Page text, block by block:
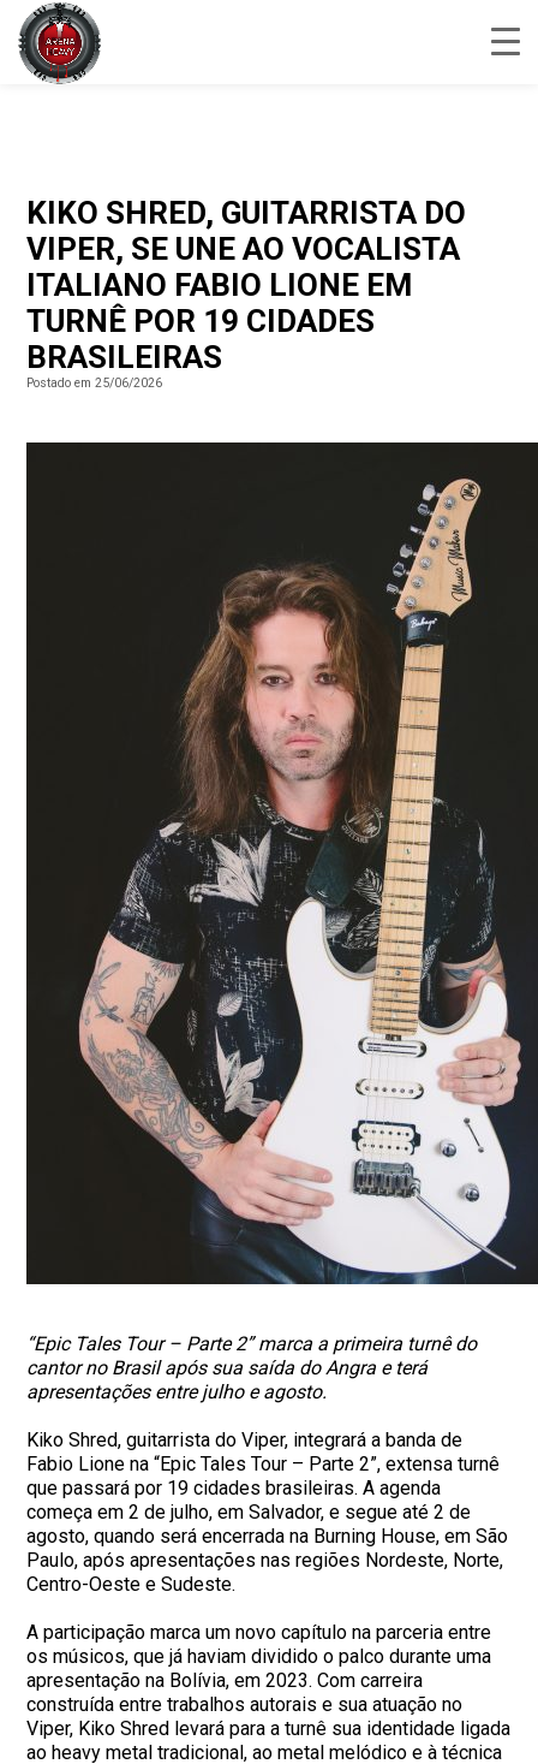
KIKO SHRED, GUITARRISTA DO
VIPER, SE UNE AO VOCALISTA
ITALIANO FABIO LIONE EM
TURNÊ POR 19 CIDADES
BRASILEIRAS
Postado em 25/06/2026
“Epic Tales Tour – Parte 2” marca a primeira turnê do
cantor no Brasil após sua saída do Angra e terá
apresentações entre julho e agosto.
Kiko Shred, guitarrista do Viper, integrará a banda de
Fabio Lione na “Epic Tales Tour – Parte 2”, extensa turnê
que passará por 19 cidades brasileiras. A agenda
começa em 2 de julho, em Salvador, e segue até 2 de
agosto, quando será encerrada na Burning House, em São
Paulo, após apresentações nas regiões Nordeste, Norte,
Centro-Oeste e Sudeste.
A participação marca um novo capítulo na parceria entre
os músicos, que já haviam dividido o palco durante uma
apresentação na Bolívia, em 2023. Com carreira
construída entre trabalhos autorais e sua atuação no
Viper, Kiko Shred levará para a turnê sua identidade ligada
ao heavy metal tradicional, ao metal melódico e à técnica